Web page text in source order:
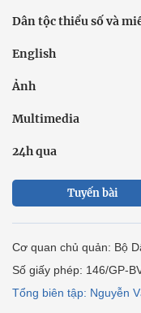
Dân tộc thiểu số và
English
Ảnh
Multimedia
24h qua
Tuyến bài
Cơ quan chủ quản: Bộ
Số giấy phép: 146/GP-
Tổng biên tập: Nguyễn